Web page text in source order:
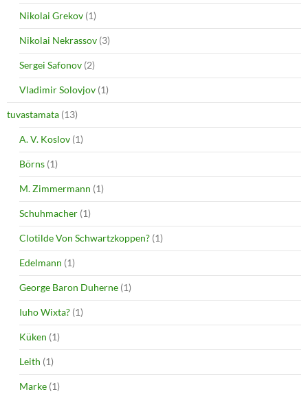
Nikolai Grekov (1)
Nikolai Nekrassov (3)
Sergei Safonov (2)
Vladimir Solovjov (1)
tuvastamata (13)
A. V. Koslov (1)
Börns (1)
M. Zimmermann (1)
Schuhmacher (1)
Clotilde Von Schwartzkoppen? (1)
Edelmann (1)
George Baron Duherne (1)
Iuho Wixta? (1)
Küken (1)
Leith (1)
Marke (1)